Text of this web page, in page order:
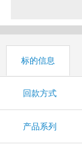
标的信息
回款方式
产品系列